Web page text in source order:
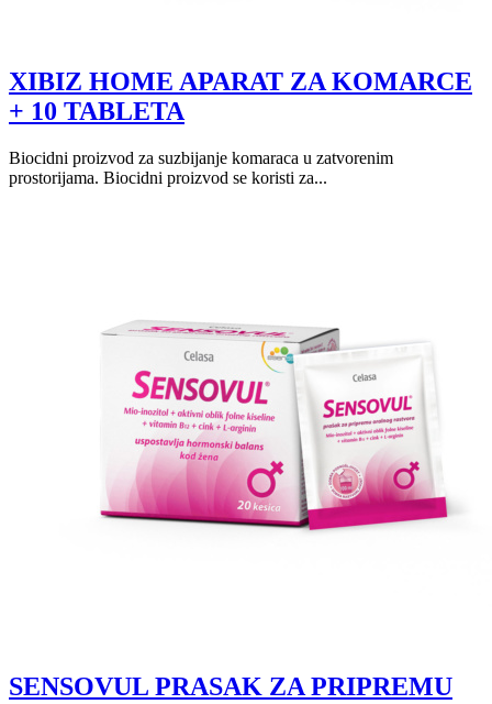
XIBIZ HOME APARAT ZA KOMARCE
+ 10 TABLETA
Biocidni proizvod za suzbijanje komaraca u zatvorenim
prostorijama. Biocidni proizvod se koristi za...
SENSOVUL PRASAK ZA PRIPREMU